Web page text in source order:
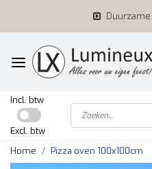
Incl. btw
Excl. btw
Home
Pizza oven 100x100cm